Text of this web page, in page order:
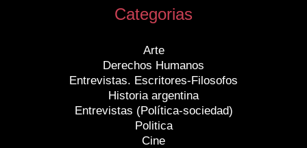
Categorias
Arte
Derechos Humanos
Entrevistas. Escritores-Filosofos
Historia argentina
Entrevistas (Política-sociedad)
Politica
Cine